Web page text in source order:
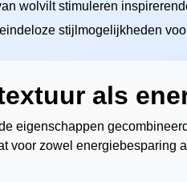
wolvilt stimuleren
stijlmogelijkheden
als
eigenschappen
voor zowel energiebesparing